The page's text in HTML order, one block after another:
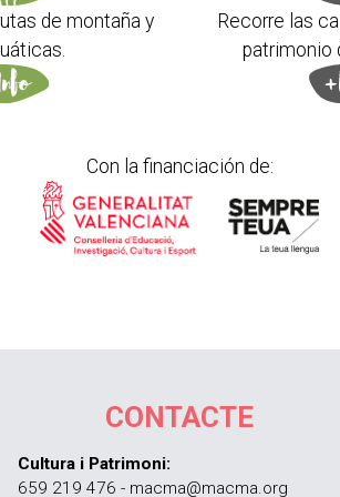
de montaña y
Recorre las
patrimonio
Con la financiación de:
CONTACTE
Cultura i Patrimoni:
659 219 476 - macma@macma.org